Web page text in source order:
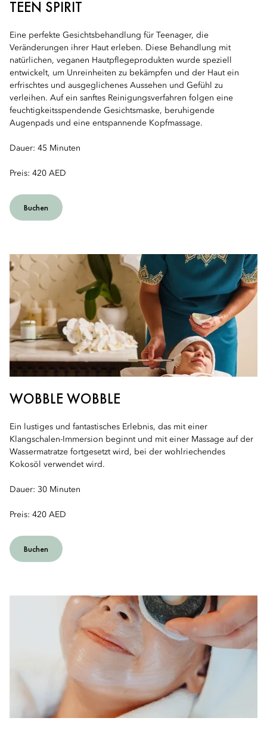
TEEN SPIRIT
Eine perfekte Gesichtsbehandlung für Teenager, die
Veränderungen ihrer Haut erleben. Diese Behandlung mit
natürlichen, veganen Hautpflegeprodukten wurde speziell
entwickelt, um Unreinheiten zu bekämpfen und der Haut ein
erfrischtes und ausgeglichenes Aussehen und Gefühl zu
verleihen. Auf ein sanftes Reinigungsverfahren folgen eine
feuchtigkeitsspendende Gesichtsmaske, beruhigende
Augenpads und eine entspannende Kopfmassage.
Dauer: 45 Minuten
Preis: 420 AED
Buchen
WOBBLE WOBBLE
Ein lustiges und fantastisches Erlebnis, das mit einer
Klangschalen-Immersion beginnt und mit einer Massage auf der
Wassermatratze fortgesetzt wird, bei der wohlriechendes
Kokosöl verwendet wird.
Dauer: 30 Minuten
Preis: 420 AED
Buchen